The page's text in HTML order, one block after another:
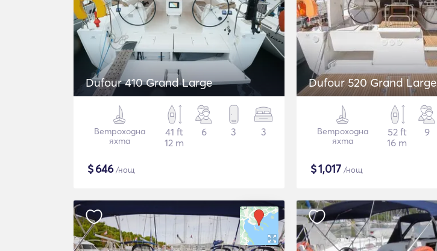
Dufour 410 Grand Large
Ветроходна
яхта
41 ft
12 m
6 3 3
$646/нощ
Dufour 520 Grand Large
Ветроходна
яхта
52 ft
16 m
9
$1,017 /нощ